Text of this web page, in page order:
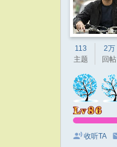
113
主题
2万
回帖
收听TA